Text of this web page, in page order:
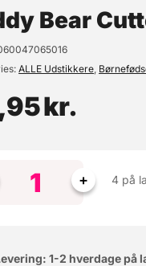
Bear
ALLE Udstikkere,
kr.
4 på
1-2 hverdage på